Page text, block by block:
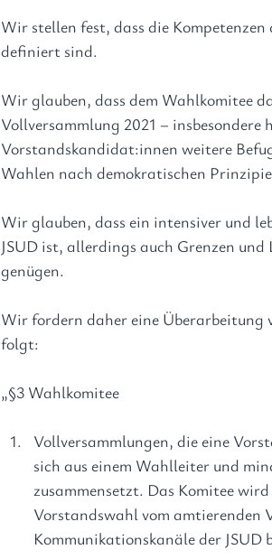
Wir stellen fest, dass die
definiert sind.
Wir glauben, dass dem Wahlkomitee
Vollversammlung 2021 –
Vorstandskandidat:innen weitere
Wahlen nach demokratischen
Wir glauben, dass ein intensiver und
JSUD ist, allerdings auch Grenzen
genügen.
Wir fordern daher eine Überarbeitung
folgt:
„§3 Wahlkomitee
Vollversammlungen, die eine
sich aus einem Wahlleiter und
zusammensetzt. Das Komitee
Vorstandswahl vom amtierenden
Kommunikationskanäle der JSUD